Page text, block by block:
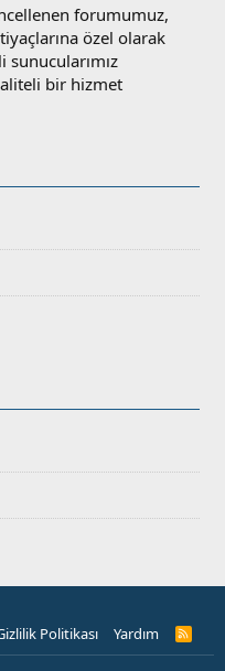
forumumuz,
özel olarak
bir hizmet
Politikası Yardım
R